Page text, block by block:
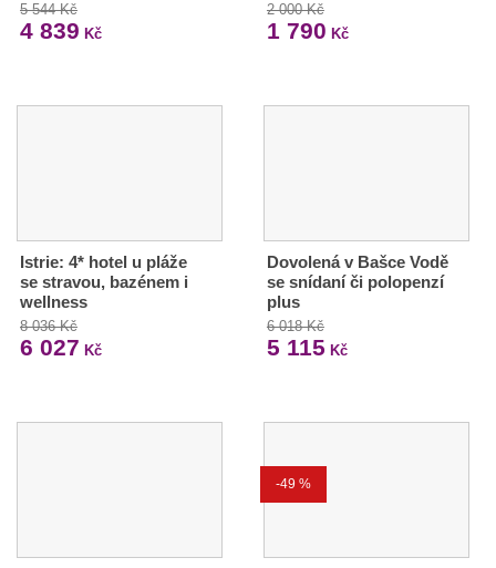
5 544 Kč
4 839 Kč
2 000 Kč
1 790 Kč
Istrie: 4* hotel u pláže
se stravou, bazénem i
wellness
8 036 Kč
6 027 Kč
Dovolená v Bašce Vodě
se snídaní či polopenzí
plus
6 018 Kč
5 115 Kč
-49 %